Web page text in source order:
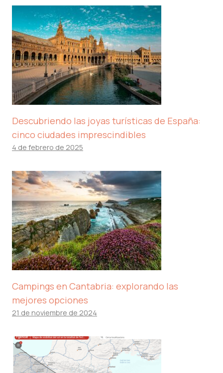
Descubriendo las joyas turísticas de España:
cinco ciudades imprescindibles
4 de febrero de 2025
Campings en Cantabria: explorando las
mejores opciones
21 de noviembre de 2024